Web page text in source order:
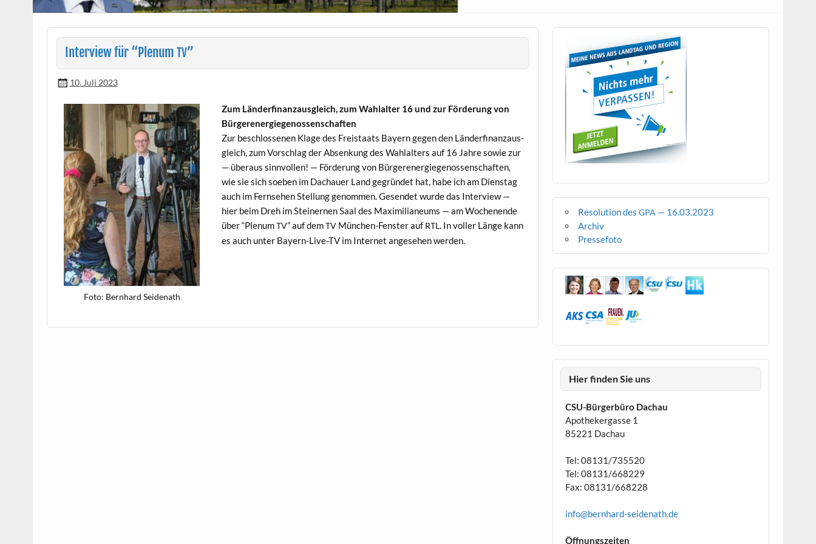
Interview für “Plenum TV”
10. Juli 2023
Foto: Bern­hard Seidenath
Zum Län­der­fi­nan­zaus­gle­ich, zum Wahlal­ter 16 und zur Förderung von
Bürgerenergiegenossenschaften
Zur beschlosse­nen Klage des Freis­taats Bay­ern gegen den Län­der­fi­nan­zaus­
gle­ich, zum Vorschlag der Absenkung des Wahlal­ters auf 16 Jahre sowie zur
— über­aus sin­nvollen! — Förderung von Bürgeren­ergiegenossen­schaften,
wie sie sich soeben im Dachauer Land gegrün­det hat, habe ich am Dien­stag
auch im Fernse­hen Stel­lung genom­men. Gesendet wurde das Inter­view —
hier beim Dreh im Stein­er­nen Saal des Max­i­m­il­ia­neums — am Woch­enende
über “PlenumTV” auf demTVMünchen-Fen­ster auf RTL. In voller Länge kann
es auch unter Bay­ern-Live-TV im Inter­net ange­se­hen werden.
Resolution desGPA — 16.03.2023
Archiv
Pressefoto
Hier finden Sie uns
CSU-Bürgerbüro Dachau
Apothekergasse 1
85221 Dachau
Tel: 08131/735520
Tel: 08131/668229
Fax: 08131/668228
info@bernhard-seidenath.de
Öffnungszeiten